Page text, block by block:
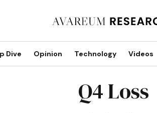
Dive Opinion Technology Videos
Q4 Loss